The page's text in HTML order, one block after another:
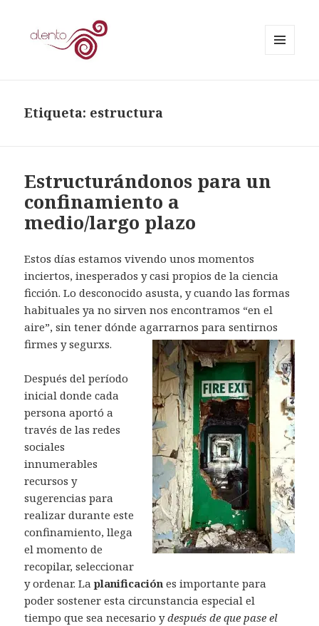
Etiqueta: estructura
Estructurándonos para un
confinamiento a
medio/largo plazo
Estos días estamos vivendo unos momentos
inciertos, inesperados y casi propios de la ciencia
ficción. Lo desconocido asusta, y cuando las formas
habituales ya no sirven nos encontramos “en el
aire”, sin tener dónde agarrarnos para sentirnos
firmes y segurxs.
Después del período
inicial donde cada
persona aportó a
través de las redes
sociales
innumerables
recursos y
sugerencias para
realizar durante este
confinamiento, llega
el momento de
recopilar, seleccionar
y ordenar. Laplanificación es importante para
poder sostener esta circunstancia especial el
tiempo que sea necesario ydespués de que pase el